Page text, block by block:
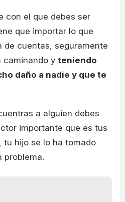
con el que debes ser
que importar lo que
de cuentas, seguramente
caminando y teniendo
daño a nadie y que te
a alguien debes
importante que es tus
tu hijo se lo ha tomado
problema.